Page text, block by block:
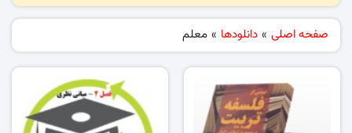
صفحه اصلی » دانلودها » معلم